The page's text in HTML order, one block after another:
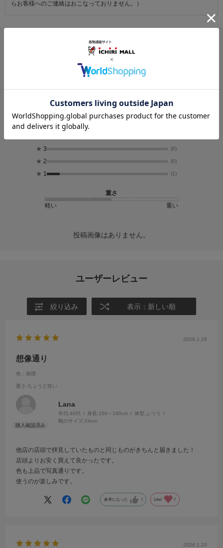
らお客様へのご連絡はおこなっておりません。）
レビュー
レビュー件数：9件
★ 5
★ 3 (0)
★ 2 (0)
★ 1 (1)
重さ
軽い
重い
投稿画像はありません。
ユーザーレビュー
絞り込み 表示：新しい順
2026.1.28
想像通り
色：相撲
重さ :ちょうど良い
Lana
年代:40代 身長:156～160cm 体型:ふつう
靴のサイズ:24cm
他店の店頭で拝見していたものと同じものがきちんと届きました！
店頭よりお安く買えて良かったです。
色も上品で写真通りです。
使うのが楽しみです。
参考になった 3 Like! 3
2026.1.20